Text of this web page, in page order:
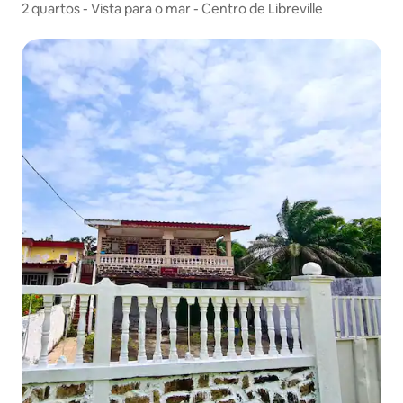
2 quartos - Vista para o mar - Centro de Libreville